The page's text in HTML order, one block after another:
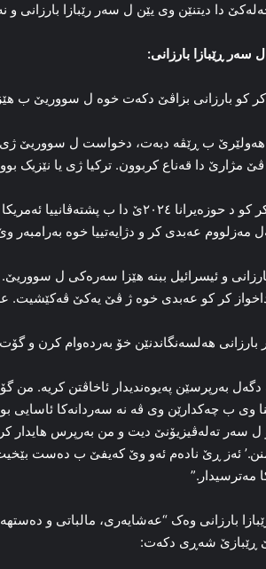
دا دیتنێن وی یێن ل سەر رێبازا بارزانی و
سەر ڕێبازا بارزانی:
کر کو بارزانی بزاڤێ دکەت خوە ل سووریێ ب
هەولێرێ ب ڕێڤە دبەت، دخواست ل سووریێ ژی
مژارێ دا قەناع کربوون. ترکیا ژی یا نێزیک
ئۆجالان ئیدیعا کر کو د حوزەیرانا
مەزلووم عەبدی کر و دژایەتییا خوە بەرامبەر
و ئیسرائیل ببنە هێزا سەرەکی ل
کر کو عەبدی خوە ژ ڤێ یەکێ ڤەکێشیت.
بارزانی هەلسەنگاندنێن خۆ بەردەوام کرن و
بەرپرسێن پەیوەندیدار ئاخاڤتن کریە. من
وی ب چەکدارێن وی ڤە نە سەردانەکا ئاسایی
ل سەر تەلەڤیزیۆنێ دیت و من بەرپرس هایدار
ئەز ڕێ نادەم ئەو وێ کەیفێ ب دەست
مەترسیدار.”
بارزانی وەک “عەشایەری، مالباتی و
ڕێبازێ شەڕی دکەت: